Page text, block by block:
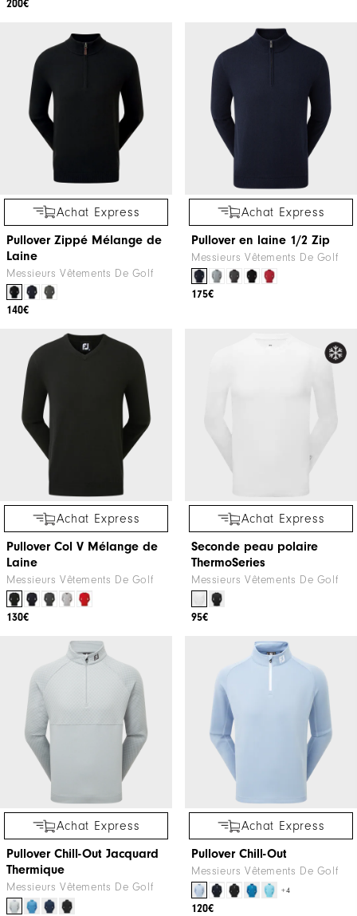
200€
Achat Express
Pullover Zippé Mélange de
Laine
Messieurs Vêtements De Golf
140€
Achat Express
Pullover en laine 1/2 Zip
Messieurs Vêtements De Golf
175€
Achat Express
Pullover Col V Mélange de
Laine
Messieurs Vêtements De Golf
130€
Achat Express
Seconde peau polaire
ThermoSeries
Messieurs Vêtements De Golf
95€
Achat Express
Pullover Chill-Out Jacquard
Thermique
Messieurs Vêtements De Golf
Achat Express
Pullover Chill-Out
Messieurs Vêtements De Golf
+4
120€